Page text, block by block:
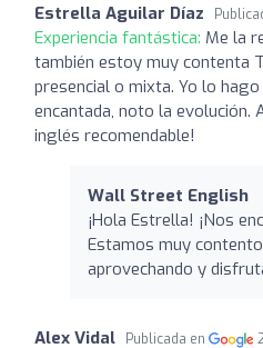
Estrella Aguilar Díaz
Experiencia fantástica: Me la
también estoy muy contenta
presencial o mixta. Yo lo
encantada, noto la evolución.
inglés recomendable!
Wall Street English
¡Hola Estrella! ¡Nos
Estamos muy
aprovechando y
Alex Vidal Publicada en